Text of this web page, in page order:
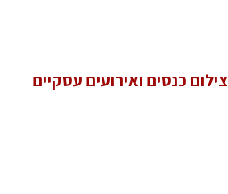
צילום כנסים ואירועים עסקיים